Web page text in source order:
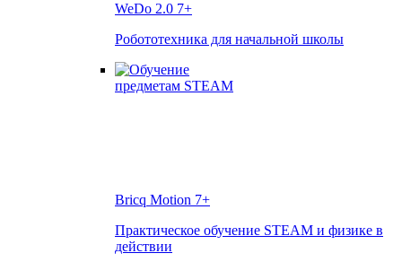
WeDo 2.0 7+
Робототехника для начальной школы
Bricq Motion 7+
Практическое обучение STEAM и физике в
действии